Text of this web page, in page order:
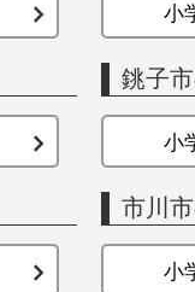
小
銚子
小
市川
小